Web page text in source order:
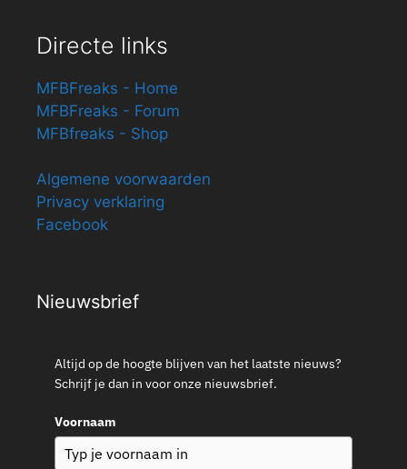
Directe links
MFBFreaks - Home
MFBFreaks - Forum
MFBfreaks - Shop
Algemene voorwaarden
Privacy verklaring
Facebook
Nieuwsbrief
Altijd op de hoogte blijven van het laatste nieuws?
Schrijf je dan in voor onze nieuwsbrief.
Voornaam